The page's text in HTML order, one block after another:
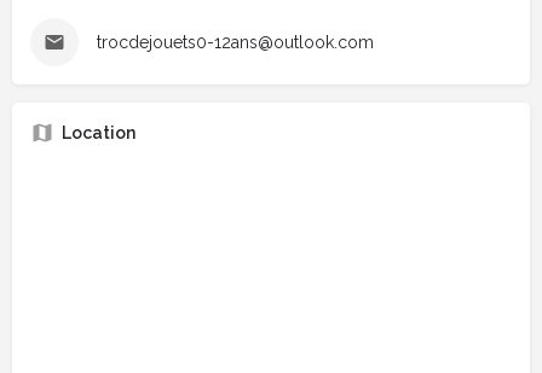
trocdejouets0-12ans@outlook.com
Location